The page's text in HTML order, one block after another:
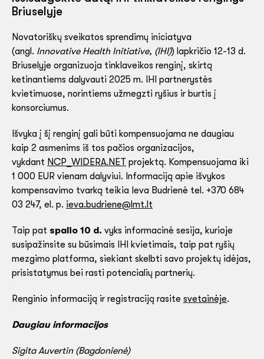
Briuselyje
Novatoriškų sveikatos sprendimų iniciatyva
(angl. Innovative Health Initiative, (IHI)) lapkričio 12-13 d.
Briuselyje organizuoja tinklaveikos renginį, skirtą
ketinantiems dalyvauti 2025 m. IHI partnerystės
kvietimuose, norintiems užmegzti ryšius ir burtis į
konsorciumus.
Išvyka į šį renginį gali būti kompensuojama ne daugiau
kaip 2 asmenims iš tos pačios organizacijos,
vykdant NCP_WIDERA.NET projektą. Kompensuojama iki
1 000 EUR vienam dalyviui. Informaciją apie išvykos
kompensavimo tvarką teikia Ieva Budrienė tel. +370 684
03 247, el. p. ieva.budriene@lmt.lt
Taip pat spalio 10 d. vyks informacinė sesija, kurioje
susipažinsite su būsimais IHI kvietimais, taip pat ryšių
mezgimo platforma, siekiant skelbti savo projektų idėjas,
prisistatymus bei rasti potencialių partnerių.
Renginio informaciją ir registraciją rasite svetainėje.
Daugiau informacijos
Sigita Auvertin (Bagdonienė)